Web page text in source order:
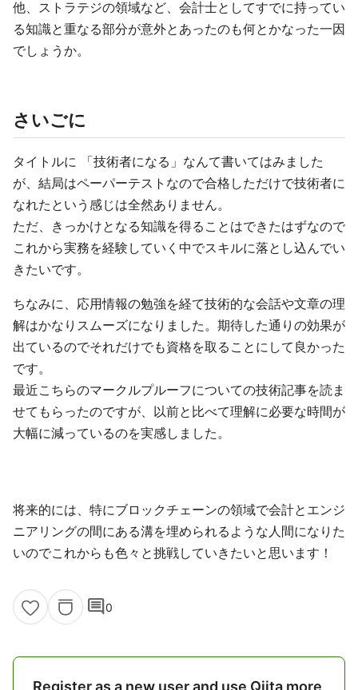
他、ストラテジの領域など、会計士としてすでに持ってい
る知識と重なる部分が意外とあったのも何とかなった一因
でしょうか。
さいごに
タイトルに 「技術者になる」なんて書いてはみました
が、結局はペーパーテストなので合格しただけで技術者に
なれたという感じは全然ありません。
ただ、きっかけとなる知識を得ることはできたはずなので
これから実務を経験していく中でスキルに落とし込んでい
きたいです。
ちなみに、応用情報の勉強を経て技術的な会話や文章の理
解はかなりスムーズになりました。期待した通りの効果が
出ているのでそれだけでも資格を取ることにして良かった
です。
最近こちらのマークルプルーフについての技術記事を読ま
せてもらったのですが、以前と比べて理解に必要な時間が
大幅に減っているのを実感しました。
将来的には、特にブロックチェーンの領域で会計とエンジ
ニアリングの間にある溝を埋められるような人間になりた
いのでこれからも色々と挑戦していきたいと思います！
comment0
Register as a new user and use Qiita more